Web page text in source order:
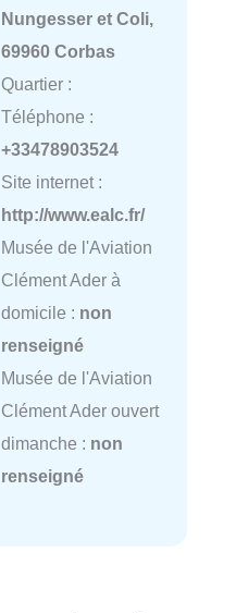
Nungesser et Coli,
69960 Corbas
Quartier :
Téléphone :
+33478903524
Site internet :
http://www.ealc.fr/
Musée de l'Aviation
Clément Ader à
domicile : non
renseigné
Musée de l'Aviation
Clément Ader ouvert
dimanche : non
renseigné